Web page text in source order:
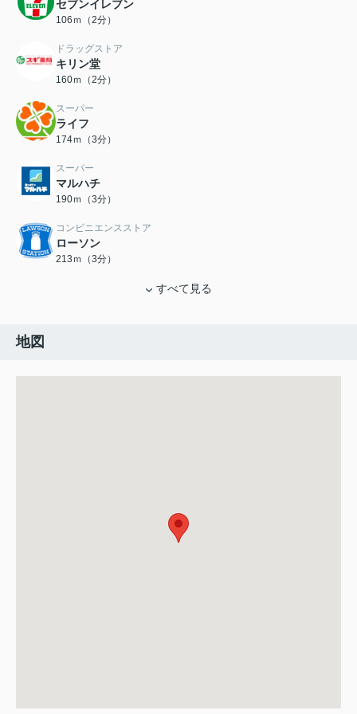
セブンイレブン
106ｍ（2分）
ドラッグストア
キリン堂
160ｍ（2分）
スーパー
ライフ
174ｍ（3分）
スーパー
マルハチ
190ｍ（3分）
コンビニエンスストア
ローソン
213ｍ（3分）
すべて見る
地図